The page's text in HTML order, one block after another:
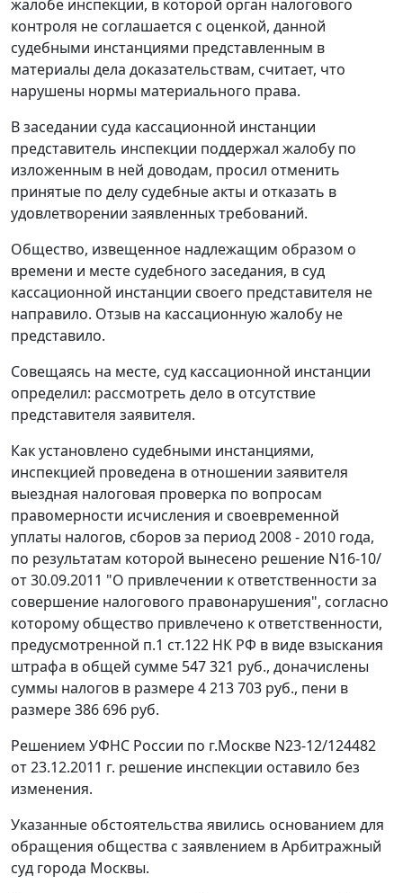
жалобе инспекции, в которой орган налогового
контроля не соглашается с оценкой, данной
судебными инстанциями представленным в
материалы дела доказательствам, считает, что
нарушены нормы материального права.
В заседании суда кассационной инстанции
представитель инспекции поддержал жалобу по
изложенным в ней доводам, просил отменить
принятые по делу судебные акты и отказать в
удовлетворении заявленных требований.
Общество, извещенное надлежащим образом о
времени и месте судебного заседания, в суд
кассационной инстанции своего представителя не
направило. Отзыв на кассационную жалобу не
представило.
Совещаясь на месте, суд кассационной инстанции
определил: рассмотреть дело в отсутствие
представителя заявителя.
Как установлено судебными инстанциями,
инспекцией проведена в отношении заявителя
выездная налоговая проверка по вопросам
правомерности исчисления и своевременной
уплаты налогов, сборов за период 2008 - 2010 года,
по результатам которой вынесено решение N16-10/
от 30.09.2011 "О привлечении к ответственности за
совершение налогового правонарушения", согласно
которому общество привлечено к ответственности,
предусмотренной п.1 ст.122 НК РФ в виде взыскания
штрафа в общей сумме 547 321 руб., доначислены
суммы налогов в размере 4 213 703 руб., пени в
размере 386 696 руб.
Решением УФНС России по г.Москве N23-12/124482
от 23.12.2011 г. решение инспекции оставило без
изменения.
Указанные обстоятельства явились основанием для
обращения общества с заявлением в Арбитражный
суд города Москвы.